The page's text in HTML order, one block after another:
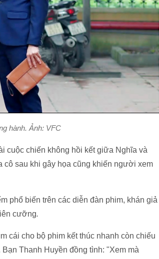
hành. Ảnh: VFC
cuộc chiến không hồi kết giữa Nghĩa và
cô sau khi gây họa cũng khiến người xem
phổ biến trên các diễn đàn phim, khán giả
cưỡng.
cái cho bộ phim kết thúc nhanh còn chiếu
Thanh Huyền đồng tình: "Xem mà